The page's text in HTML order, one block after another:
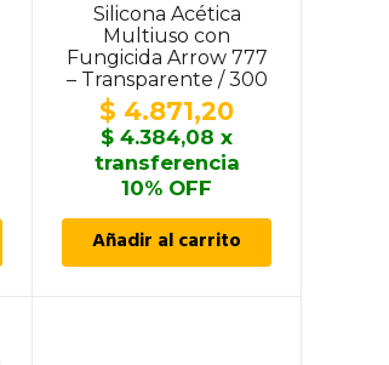
Silicona Acética
Multiuso con
Fungicida Arrow 777
– Transparente / 300
ml
$ 4.871,20
$ 4.384,08 x
transferencia
10% OFF
Añadir al carrito